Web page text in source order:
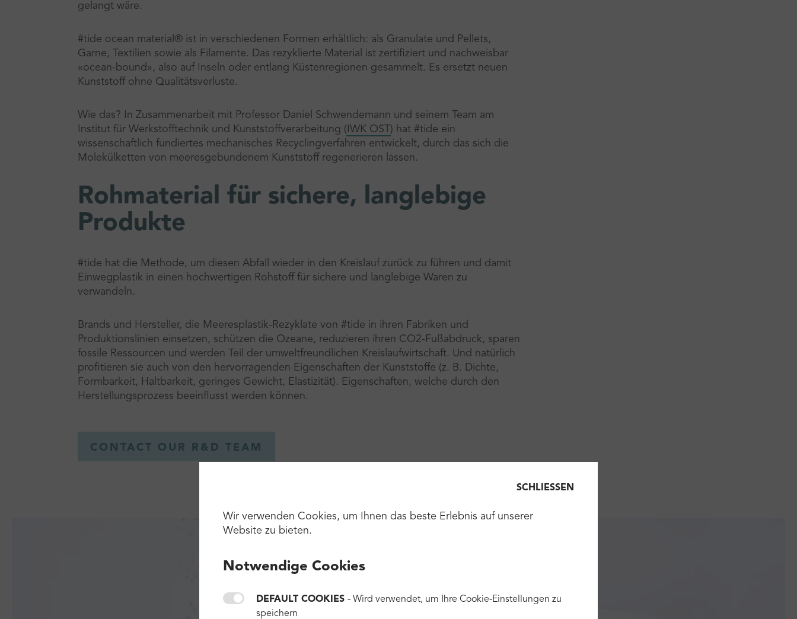
gelangt wäre.
#tide ocean material® ist in verschiedenen Formen erhältlich: als Granulate und Pellets,
Garne, Textilien sowie als Filamente. Das rezyklierte Material ist zertifiziert und nachweisbar
«ocean-bound», also auf Inseln oder entlang Küstenregionen gesammelt. Es ersetzt neuen
Kunststoff ohne Qualitätsverluste.
Wie das? In Zusammenarbeit mit Professor Daniel Schwendemann und seinem Team am
Institut für Werkstofftechnik und Kunststoffverarbeitung ( IWK OST ) hat #tide ein
wissenschaftlich fundiertes mechanisches Recyclingverfahren entwickelt, durch das sich die
Molekülketten von meeresgebundenem Kunststoff regenerieren lassen.
Rohmaterial für sichere, langlebige
Produkte
#tide hat die Methode, um diesen Abfall wieder in den Kreislauf zurück zu führen und damit
Einwegplastik in einen hochwertigen Rohstoff für sichere und langlebige Waren zu
verwandeln.
Brands und Hersteller, die Meeresplastik-Rezyklate von #tide in ihren Fabriken und
Produktionslinien einsetzen, schützen die Ozeane, reduzieren ihren CO2-Fußabdruck, sparen
fossile Ressourcen und werden Teil der umweltfreundlichen Kreislaufwirtschaft. Und natürlich
profitieren sie auch von den hervorragenden Eigenschaften der Kunststoffe (z. B. Dichte,
Formbarkeit, Haltbarkeit, geringes Gewicht, Elastizität). Eigenschaften, welche durch den
Herstellungsprozess beeinflusst werden können.
CONTACT OUR R&D TEAM
Wir verwenden Cookies, um Ihnen das beste Erlebnis auf unserer
Website zu bieten.
SCHLIESSEN
Notwendige Cookies
DEFAULT COOKIES - Wird verwendet, um Ihre Cookie-Einstellungen zu
speichern